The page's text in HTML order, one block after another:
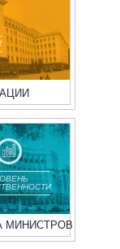
МИНИСТРОВ